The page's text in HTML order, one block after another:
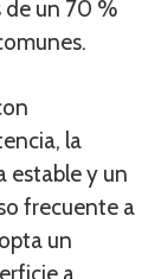
de un 70 %
la
estable y un
frecuente a
un